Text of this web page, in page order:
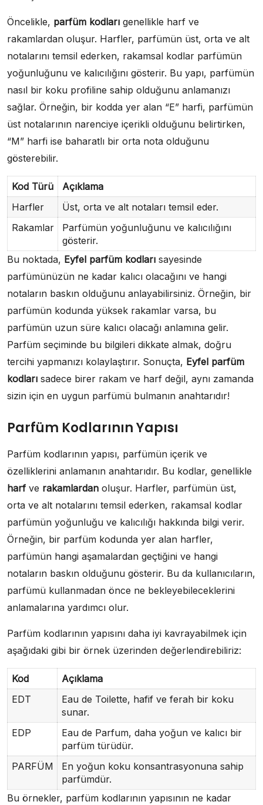
Öncelikle, parfüm kodları genellikle harf ve
rakamlardan oluşur. Harfler, parfümün üst, orta ve alt
notalarını temsil ederken, rakamsal kodlar parfümün
yoğunluğunu ve kalıcılığını gösterir. Bu yapı, parfümün
nasıl bir koku profiline sahip olduğunu anlamanızı
sağlar. Örneğin, bir kodda yer alan “E” harfi, parfümün
üst notalarının narenciye içerikli olduğunu belirtirken,
“M” harfi ise baharatlı bir orta nota olduğunu
gösterebilir.
Kod Türü
Açıklama
Harfler
Üst, orta ve alt notaları temsil eder.
Rakamlar
Parfümün yoğunluğunu ve kalıcılığını
gösterir.
Bu noktada, Eyfel parfüm kodları sayesinde
parfümünüzün ne kadar kalıcı olacağını ve hangi
notaların baskın olduğunu anlayabilirsiniz. Örneğin, bir
parfümün kodunda yüksek rakamlar varsa, bu
parfümün uzun süre kalıcı olacağı anlamına gelir.
Parfüm seçiminde bu bilgileri dikkate almak, doğru
tercihi yapmanızı kolaylaştırır. Sonuçta, Eyfel parfüm
kodları sadece birer rakam ve harf değil, aynı zamanda
sizin için en uygun parfümü bulmanın anahtarıdır!
Parfüm Kodlarının Yapısı
Parfüm kodlarının yapısı, parfümün içerik ve
özelliklerini anlamanın anahtarıdır. Bu kodlar, genellikle
harf ve rakamlardan oluşur. Harfler, parfümün üst,
orta ve alt notalarını temsil ederken, rakamsal kodlar
parfümün yoğunluğu ve kalıcılığı hakkında bilgi verir.
Örneğin, bir parfüm kodunda yer alan harfler,
parfümün hangi aşamalardan geçtiğini ve hangi
notaların baskın olduğunu gösterir. Bu da kullanıcıların,
parfümü kullanmadan önce ne bekleyebileceklerini
anlamalarına yardımcı olur.
Parfüm kodlarının yapısını daha iyi kavrayabilmek için
aşağıdaki gibi bir örnek üzerinden değerlendirebiliriz:
Kod
Açıklama
EDT
Eau de Toilette, hafif ve ferah bir koku
sunar.
EDP
Eau de Parfum, daha yoğun ve kalıcı bir
parfüm türüdür.
PARFÜM
En yoğun koku konsantrasyonuna sahip
parfümdür.
Bu örnekler, parfüm kodlarının yapısının ne kadar